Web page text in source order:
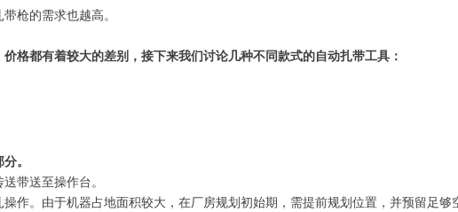
枪的需求也越高。
格都有着较大的差别，接下来我们讨论几种不同款式的自动扎带工具：
。
带送至操作台。
作。由于机器占地面积较大，在厂房规划初始期，需提前规划位置，并预留足够